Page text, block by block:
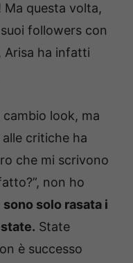
Ma questa volta,
followers con
Arisa ha infatti
look, ma
critiche ha
che mi scrivono
non ho
sono solo rasata i
State
è successo